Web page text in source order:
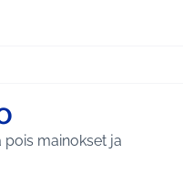
mainokset ja